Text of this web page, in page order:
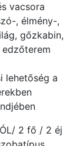
vacsora
, élmény-,
gőzkabin,
lehetőség a
2 fő / 2 éj